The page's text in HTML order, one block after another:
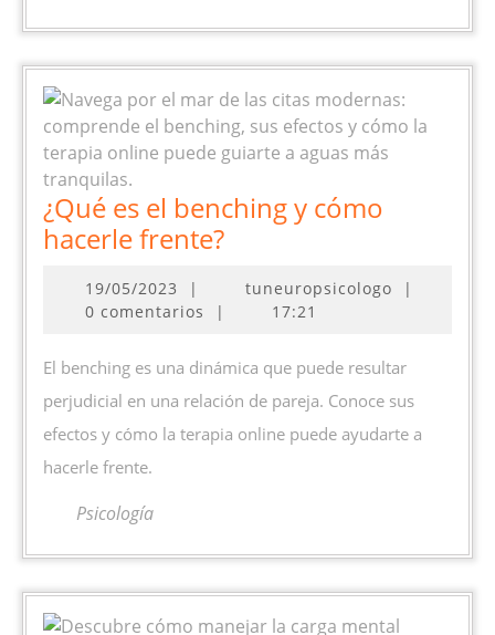
¿Qué es el benching y cómo
hacerle frente?¿Qué
benching
y
cómo
hacerle
frente?
19/05/2023 19/05/2023
| tuneuropsicologo
|
0 comentarios
| 17:21
El benching es una dinámica que puede resultar
perjudicial en una relación de pareja. Conoce sus
efectos y cómo la terapia online puede ayudarte a
hacerle frente.
Psicología